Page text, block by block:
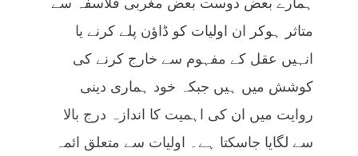
متاثر ہوکر ان اولیات کو ڈاؤن پلے کرنے یا
انہیں عقل کے مفہوم سے خارج کرنے کی
کوشش میں ہیں جبکہ خود ہماری دینی
روایت میں ان کی اہمیت کا اندازہ درج بالا
سے لگایا جاسکتا ہے۔ اولیات سے متعلق ائمہ